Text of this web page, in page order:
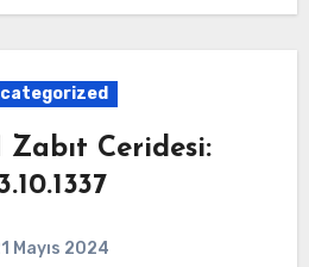
Zabıt Ceridesi:
Mayıs 2024